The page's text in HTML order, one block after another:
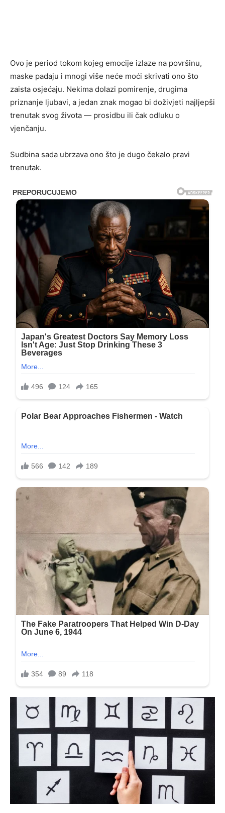
Ovo je period tokom kojeg emocije izlaze na površinu,
maske padaju i mnogi više neće moći skrivati ono što
zaista osjećaju. Nekima dolazi pomirenje, drugima
priznanje ljubavi, a jedan znak mogao bi doživjeti najljepši
trenutak svog života — prosidbu ili čak odluku o
vjenčanju.
Sudbina sada ubrzava ono što je dugo čekalo pravi
trenutak.